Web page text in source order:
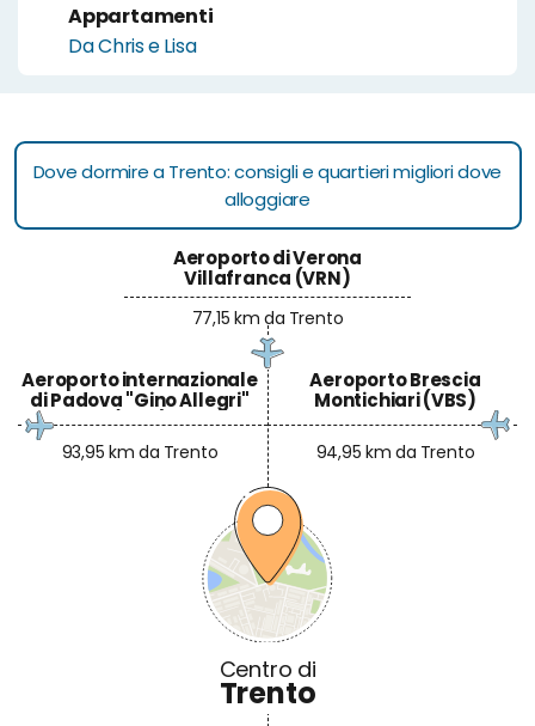
Appartamenti
Da Chris e Lisa
Dove dormire a Trento: consigli e quartieri migliori dove
alloggiare
Aeroporto di Verona
Villafranca (VRN)
77,15 km da Trento
Aeroporto internazionale
di Padova "Gino Allegri"
(QPA)
93,95 km da Trento
Aeroporto Brescia
Montichiari (VBS)
94,95 km da Trento